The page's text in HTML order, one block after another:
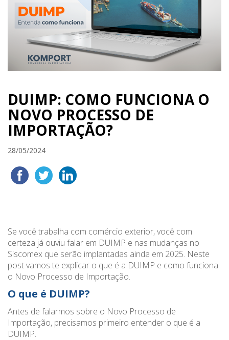
DUIMP: COMO FUNCIONA O
NOVO PROCESSO DE
IMPORTAÇÃO?
28/05/2024
Se você trabalha com comércio exterior, você com
certeza já ouviu falar em DUIMP e nas mudanças no
Siscomex que serão implantadas ainda em 2025. Neste
post vamos te explicar o que é a DUIMP e como funciona
o Novo Processo de Importação.
O que é DUIMP?
Antes de falarmos sobre o Novo Processo de
Importação, precisamos primeiro entender o que é a
DUIMP.